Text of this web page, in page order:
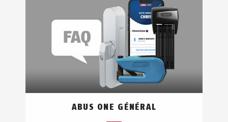
ABUS ONE GÉNÉRAL